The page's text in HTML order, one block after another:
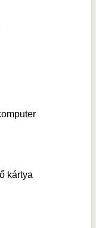
kártya